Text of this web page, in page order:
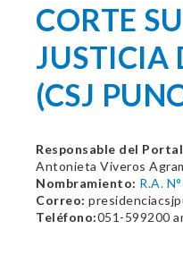
CORTE
JUSTICIA
(CSJ
Responsable del
Antonieta Viveros
Nombramiento: R.A.
Correo:
Teléfono:051-599200